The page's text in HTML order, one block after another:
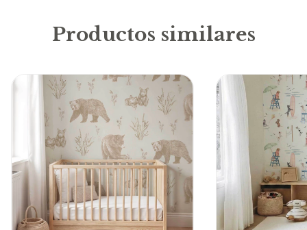
Productos similares